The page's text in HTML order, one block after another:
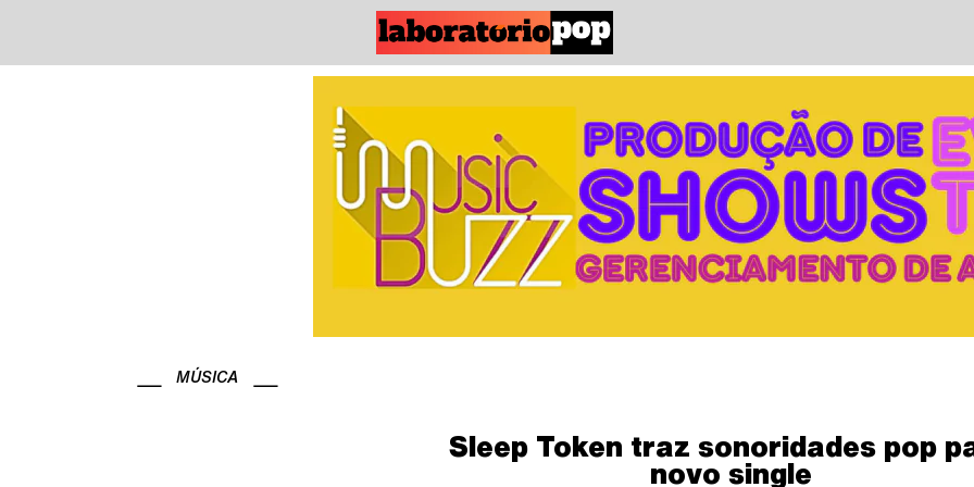
MÚSICA
Sleep Token traz sonoridades pop
novo single